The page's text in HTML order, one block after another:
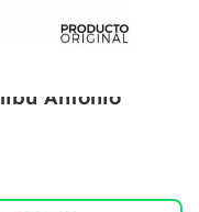
Antonio